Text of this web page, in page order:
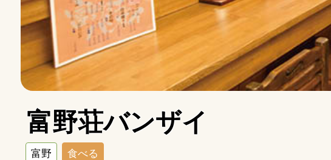
富野荘バンザイ
富野 食べる